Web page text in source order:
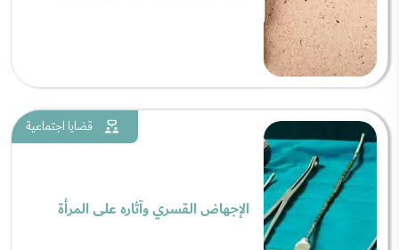
قضايا اجتماعية
الإجهاض القسري وآثاره على المرأة